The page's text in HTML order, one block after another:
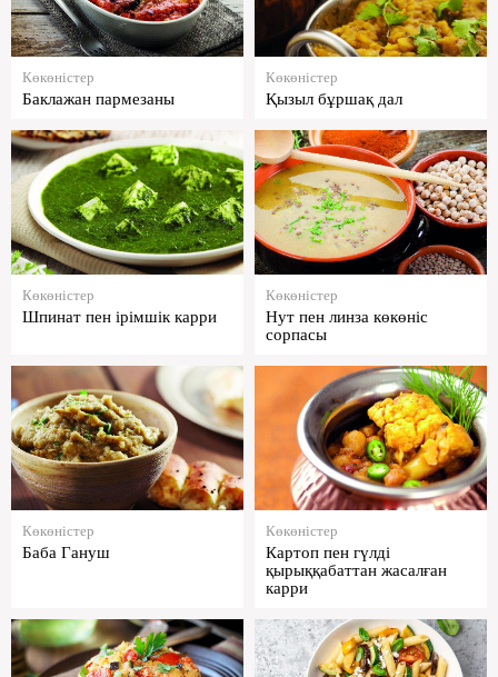
Көкөністер
Баклажан пармезаны
Көкөністер
Қызыл бұршақ дал
Көкөністер
Шпинат пен ірімшік карри
Көкөністер
Нут пен линза көкөніс
сорпасы
Көкөністер
Баба Гануш
Көкөністер
Картоп пен гүлді
қырыққабаттан жасалған
карри